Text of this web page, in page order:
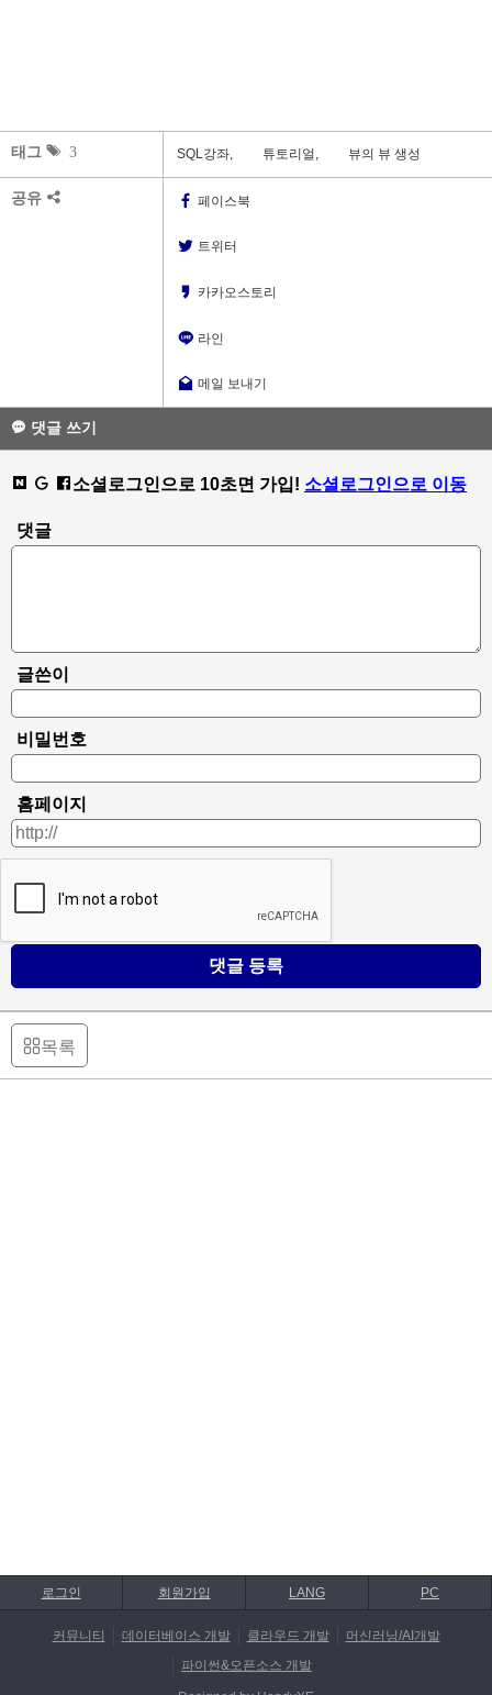
태그 3 SQL강좌, 튜토리얼, 뷰의 뷰 생성
공유 페이스북
트위터
카카오스토리
라인
메일 보내기
댓글 쓰기
소셜로그인으로 10초면 가입! 소셜로그인으로 이동
댓글
글쓴이
비밀번호
홈페이지
댓글 등록
목록
로그인 회원가입 LANG PC
커뮤니티 데이터베이스 개발 클라우드 개발
머신러닝/AI개발
파이썬&오픈소스 개발